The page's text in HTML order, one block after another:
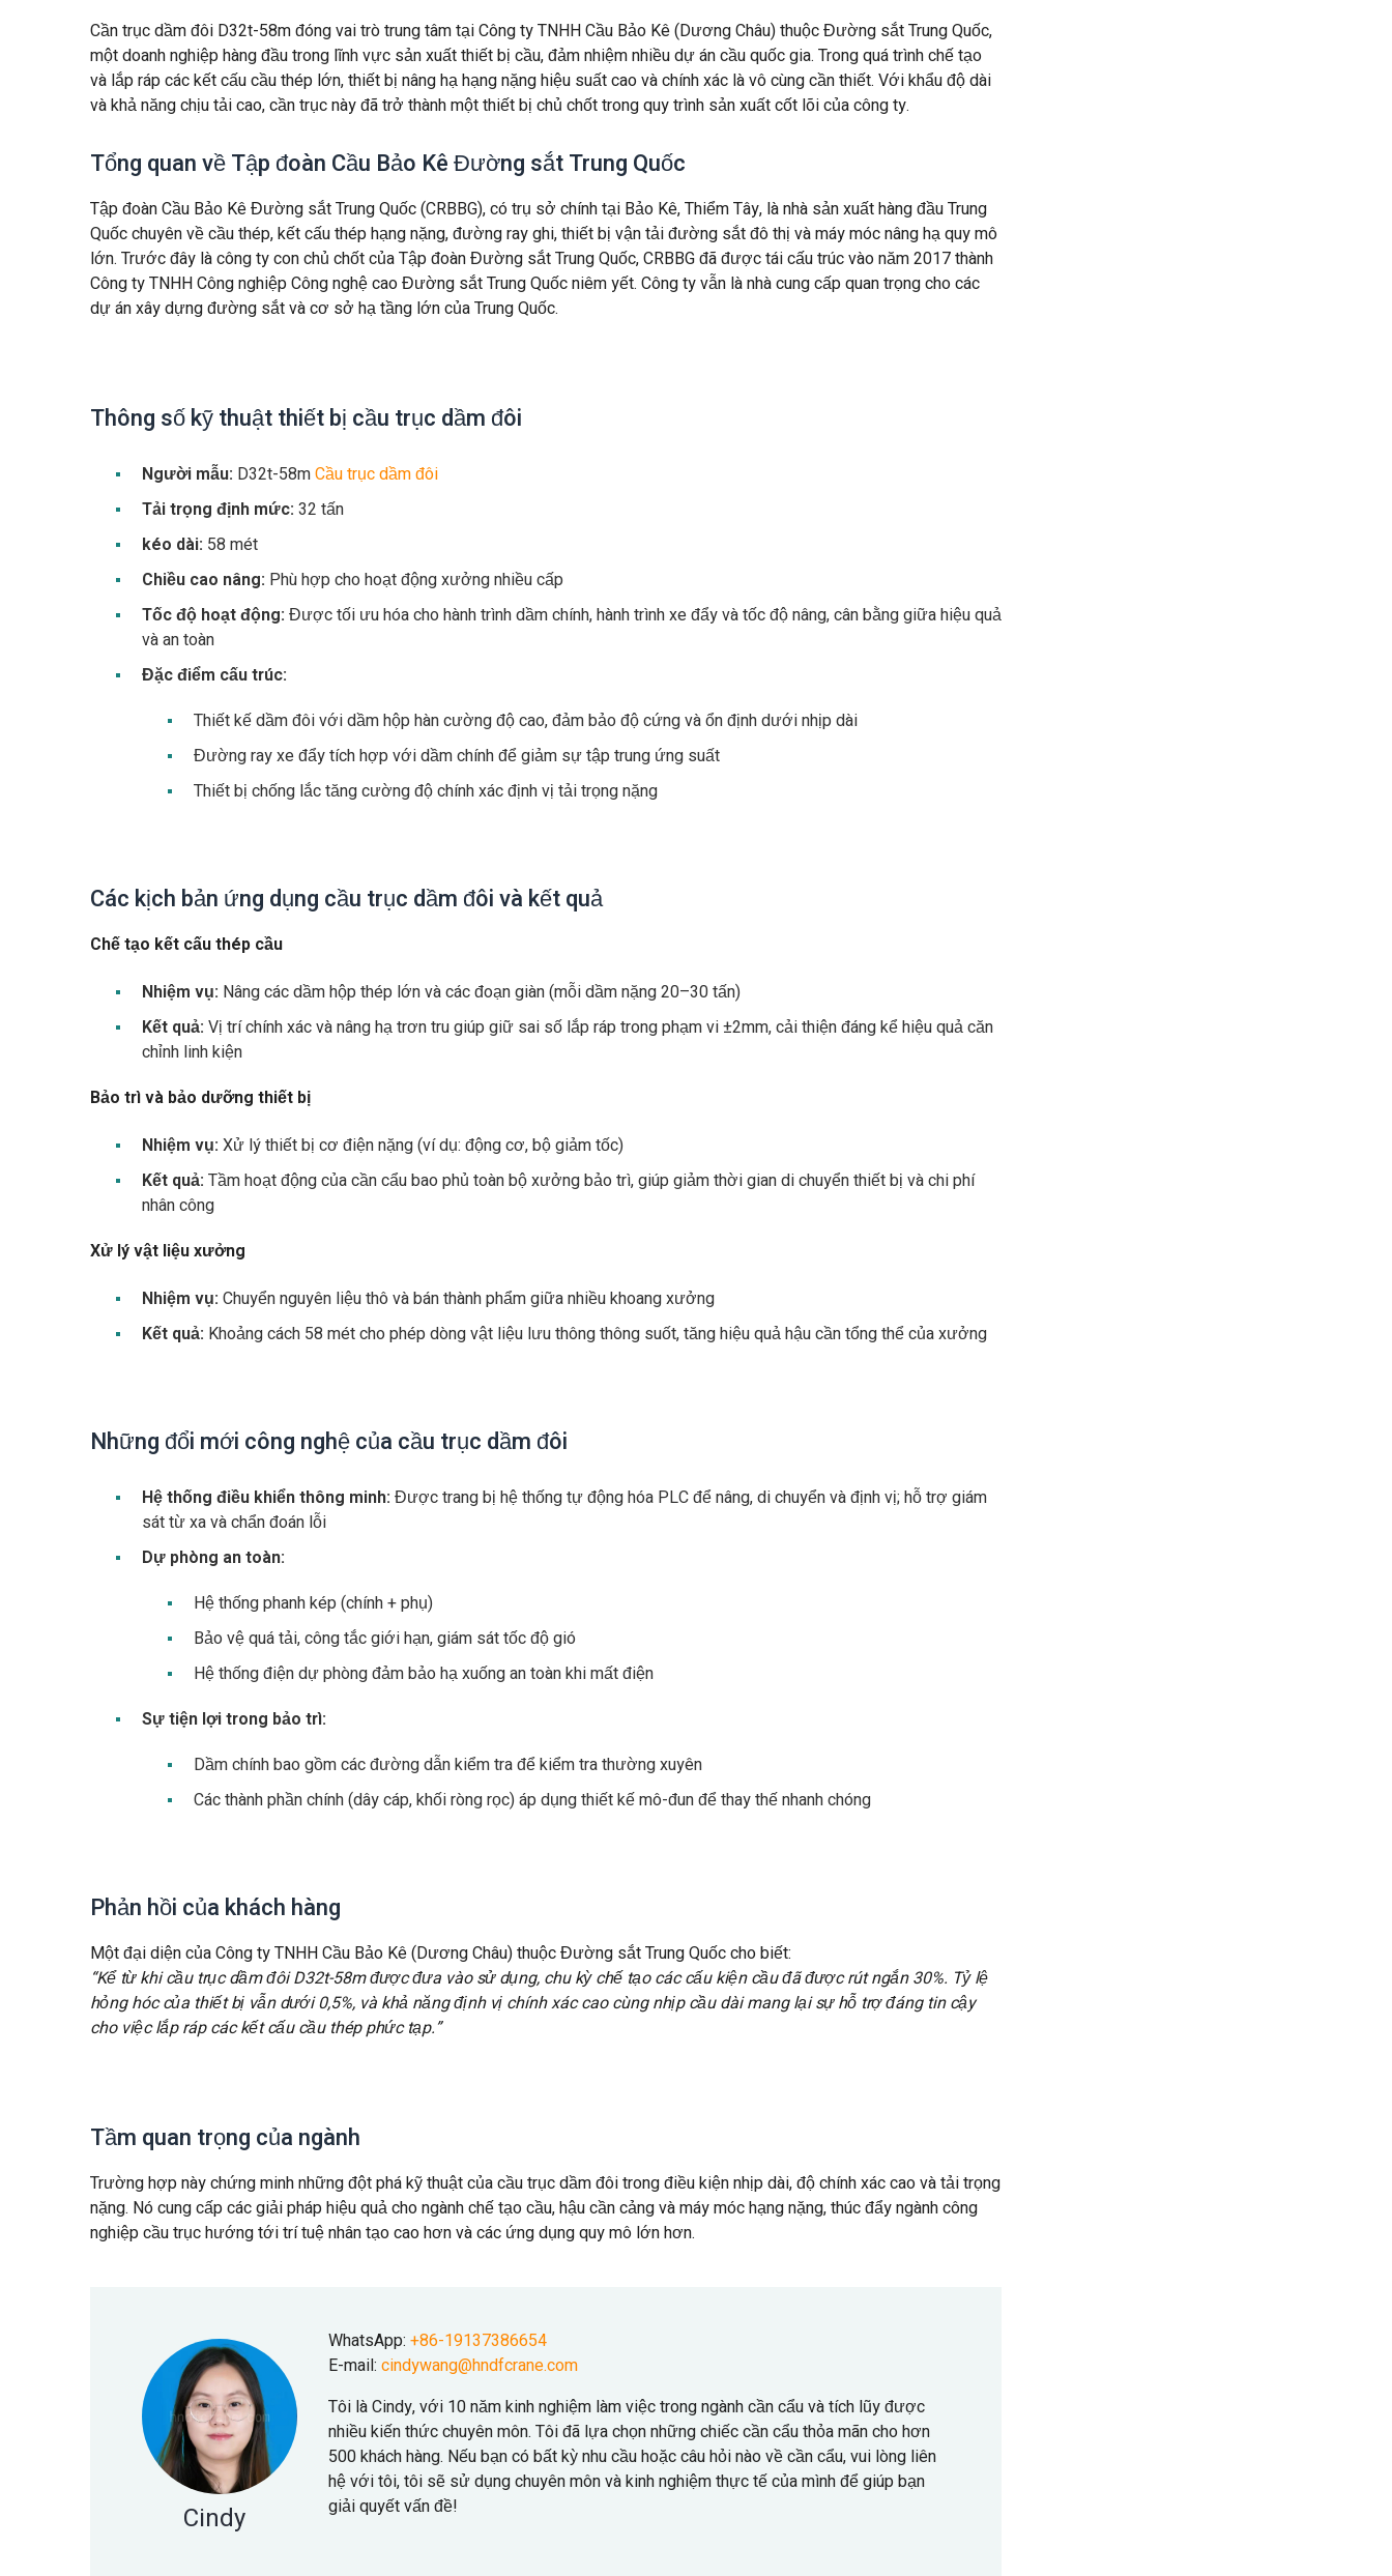
Cần trục dầm đôi D32t-58m đóng vai trò trung tâm tại Công ty TNHH Cầu Bảo Kê (Dương Châu) thuộc Đường sắt Trung Quốc,
một doanh nghiệp hàng đầu trong lĩnh vực sản xuất thiết bị cầu, đảm nhiệm nhiều dự án cầu quốc gia. Trong quá trình chế tạo
và lắp ráp các kết cấu cầu thép lớn, thiết bị nâng hạ hạng nặng hiệu suất cao và chính xác là vô cùng cần thiết. Với khẩu độ dài
và khả năng chịu tải cao, cần trục này đã trở thành một thiết bị chủ chốt trong quy trình sản xuất cốt lõi của công ty.
Tổng quan về Tập đoàn Cầu Bảo Kê Đường sắt Trung Quốc
Tập đoàn Cầu Bảo Kê Đường sắt Trung Quốc (CRBBG), có trụ sở chính tại Bảo Kê, Thiểm Tây, là nhà sản xuất hàng đầu Trung
Quốc chuyên về cầu thép, kết cấu thép hạng nặng, đường ray ghi, thiết bị vận tải đường sắt đô thị và máy móc nâng hạ quy mô
lớn. Trước đây là công ty con chủ chốt của Tập đoàn Đường sắt Trung Quốc, CRBBG đã được tái cấu trúc vào năm 2017 thành
Công ty TNHH Công nghiệp Công nghệ cao Đường sắt Trung Quốc niêm yết. Công ty vẫn là nhà cung cấp quan trọng cho các
dự án xây dựng đường sắt và cơ sở hạ tầng lớn của Trung Quốc.
Thông số kỹ thuật thiết bị cầu trục dầm đôi
Người mẫu: D32t-58mCầu trục dầm đôi
Tải trọng định mức: 32 tấn
kéo dài: 58 mét
Chiều cao nâng: Phù hợp cho hoạt động xưởng nhiều cấp
Tốc độ hoạt động: Được tối ưu hóa cho hành trình dầm chính, hành trình xe đẩy và tốc độ nâng, cân bằng giữa hiệu quả
và an toàn
Đặc điểm cấu trúc:
Thiết kế dầm đôi với dầm hộp hàn cường độ cao, đảm bảo độ cứng và ổn định dưới nhịp dài
Đường ray xe đẩy tích hợp với dầm chính để giảm sự tập trung ứng suất
Thiết bị chống lắc tăng cường độ chính xác định vị tải trọng nặng
Các kịch bản ứng dụng cầu trục dầm đôi và kết quả
Chế tạo kết cấu thép cầu
Nhiệm vụ: Nâng các dầm hộp thép lớn và các đoạn giàn (mỗi dầm nặng 20–30 tấn)
Kết quả: Vị trí chính xác và nâng hạ trơn tru giúp giữ sai số lắp ráp trong phạm vi ±2mm, cải thiện đáng kể hiệu quả căn
chỉnh linh kiện
Bảo trì và bảo dưỡng thiết bị
Nhiệm vụ: Xử lý thiết bị cơ điện nặng (ví dụ: động cơ, bộ giảm tốc)
Kết quả: Tầm hoạt động của cần cẩu bao phủ toàn bộ xưởng bảo trì, giúp giảm thời gian di chuyển thiết bị và chi phí
nhân công
Xử lý vật liệu xưởng
Nhiệm vụ: Chuyển nguyên liệu thô và bán thành phẩm giữa nhiều khoang xưởng
Kết quả: Khoảng cách 58 mét cho phép dòng vật liệu lưu thông thông suốt, tăng hiệu quả hậu cần tổng thể của xưởng
Những đổi mới công nghệ của cầu trục dầm đôi
Hệ thống điều khiển thông minh: Được trang bị hệ thống tự động hóa PLC để nâng, di chuyển và định vị; hỗ trợ giám
sát từ xa và chẩn đoán lỗi
Dự phòng an toàn:
Hệ thống phanh kép (chính + phụ)
Bảo vệ quá tải, công tắc giới hạn, giám sát tốc độ gió
Hệ thống điện dự phòng đảm bảo hạ xuống an toàn khi mất điện
Sự tiện lợi trong bảo trì:
Dầm chính bao gồm các đường dẫn kiểm tra để kiểm tra thường xuyên
Các thành phần chính (dây cáp, khối ròng rọc) áp dụng thiết kế mô-đun để thay thế nhanh chóng
Phản hồi của khách hàng
Một đại diện của Công ty TNHH Cầu Bảo Kê (Dương Châu) thuộc Đường sắt Trung Quốc cho biết:
“Kể từ khi cầu trục dầm đôi D32t-58m được đưa vào sử dụng, chu kỳ chế tạo các cấu kiện cầu đã được rút ngắn 30%. Tỷ lệ
hỏng hóc của thiết bị vẫn dưới 0,5%, và khả năng định vị chính xác cao cùng nhịp cầu dài mang lại sự hỗ trợ đáng tin cậy
cho việc lắp ráp các kết cấu cầu thép phức tạp.”
Tầm quan trọng của ngành
Trường hợp này chứng minh những đột phá kỹ thuật của cầu trục dầm đôi trong điều kiện nhịp dài, độ chính xác cao và tải trọng
nặng. Nó cung cấp các giải pháp hiệu quả cho ngành chế tạo cầu, hậu cần cảng và máy móc hạng nặng, thúc đẩy ngành công
nghiệp cầu trục hướng tới trí tuệ nhân tạo cao hơn và các ứng dụng quy mô lớn hơn.
Cindy
WhatsApp: +86-19137386654
E-mail: cindywang@hndfcrane.com
Tôi là Cindy, với 10 năm kinh nghiệm làm việc trong ngành cần cẩu và tích lũy được
nhiều kiến thức chuyên môn. Tôi đã lựa chọn những chiếc cần cẩu thỏa mãn cho hơn
500 khách hàng. Nếu bạn có bất kỳ nhu cầu hoặc câu hỏi nào về cần cẩu, vui lòng liên
hệ với tôi, tôi sẽ sử dụng chuyên môn và kinh nghiệm thực tế của mình để giúp bạn
giải quyết vấn đề!